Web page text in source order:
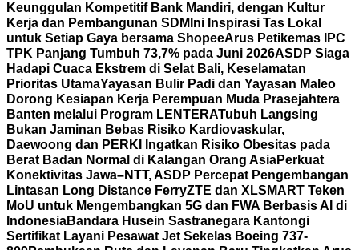
Keunggulan Kompetitif Bank Mandiri, dengan Kultur
Kerja dan Pembangunan SDM Ini Inspirasi Tas Lokal
untuk Setiap Gaya bersama ShopeeArus Petikemas IPC
TPK Panjang Tumbuh 73,7% pada Juni 2026ASDP Siaga
Hadapi Cuaca Ekstrem di Selat Bali, Keselamatan
Prioritas UtamaYayasan Bulir Padi dan Yayasan Maleo
Dorong Kesiapan Kerja Perempuan Muda Prasejahtera
Banten melalui Program LENTERATubuh Langsing
Bukan Jaminan Bebas Risiko Kardiovaskular,
Daewoong dan PERKI Ingatkan Risiko Obesitas pada
Berat Badan Normal di Kalangan Orang AsiaPerkuat
Konektivitas Jawa–NTT, ASDP Percepat Pengembangan
Lintasan Long Distance FerryZTE dan XLSMART Teken
MoU untuk Mengembangkan 5G dan FWA Berbasis AI di
IndonesiaBandara Husein Sastranegara Kantongi
Sertifikat Layani Pesawat Jet Sekelas Boeing 737-